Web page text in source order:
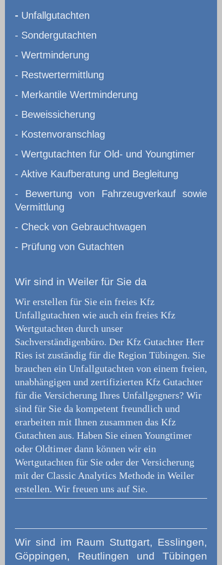
- Unfallgutachten
- Sondergutachten
- Wertminderung
- Restwertermittlung
- Merkantile Wertminderung
- Beweissicherung
- Kostenvoranschlag
- Wertgutachten für Old- und Youngtimer
- Aktive Kaufberatung und Begleitung
- Bewertung von Fahrzeugverkauf sowie
Vermittlung
- Check von Gebrauchtwagen
- Prüfung von Gutachten
Wir sind in Weiler für Sie da
Wir erstellen für Sie ein freies Kfz
Unfallgutachten wie auch ein freies Kfz
Wertgutachten durch unser
Sachverständigenbüro. Der Kfz Gutachter Herr
Ries ist zuständig für die Region Tübingen. Sie
brauchen ein Unfallgutachten von einem freien,
unabhängigen und zertifizierten Kfz Gutachter
für die Versicherung Ihres Unfallgegners? Wir
sind für Sie da kompetent freundlich und
erarbeiten mit Ihnen zusammen das Kfz
Gutachten aus. Haben Sie einen Youngtimer
oder Oldtimer dann können wir ein
Wertgutachten für Sie oder der Versicherung
mit der Classic Analytics Methode in Weiler
erstellen. Wir freuen uns auf Sie.
Wir sind im Raum Stuttgart, Esslingen,
Göppingen, Reutlingen und Tübingen